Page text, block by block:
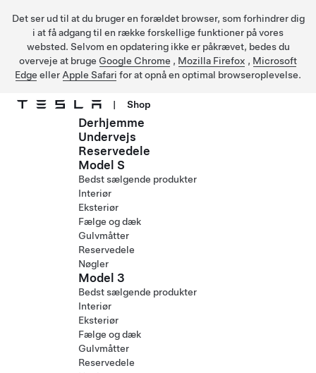
Det ser ud til at du bruger en forældet browser, som forhindrer dig
i at få adgang til en række forskellige funktioner på vores
websted. Selvom en opdatering ikke er påkrævet, bedes du
overveje at bruge Google Chrome , Mozilla Firefox , Microsoft
Edge eller Apple Safari for at opnå en optimal browseroplevelse.
Gå til hovedindhold
| Shop
Derhjemme
Undervejs
Reservedele
Model S
Bedst sælgende produkter
Interiør
Eksteriør
Fælge og dæk
Gulvmåtter
Reservedele
Nøgler
Model 3
Bedst sælgende produkter
Interiør
Eksteriør
Fælge og dæk
Gulvmåtter
Reservedele